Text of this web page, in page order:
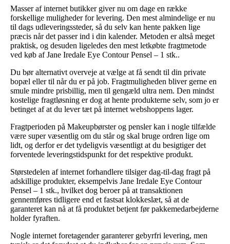
Masser af internet butikker giver nu om dage en række
forskellige muligheder for levering. Den mest almindelige er nu
til dags udleveringssteder, så du selv kan hente pakken lige
præcis når det passer ind i din kalender. Metoden er altså meget
praktisk, og desuden ligeledes den mest letkøbte fragtmetode
ved køb af Jane Iredale Eye Contour Pensel – 1 stk..
Du bør alternativt overveje at vælge at få sendt til din private
bopæl eller til når du er på job. Fragtmuligheden bliver gerne en
smule mindre prisbillig, men til gengæld ultra nem. Den mindst
kostelige fragtløsning er dog at hente produkterne selv, som jo er
betinget af at du lever tæt på internet webshoppens lager.
Fragtperioden på Makeupbørster og pensler kan i nogle tilfælde
være super væsentlig om du står og skal bruge ordren lige om
lidt, og derfor er det tydeligvis væsentligt at du besigtiger det
forventede leveringstidspunkt for det respektive produkt.
Størstedelen af internet forhandlere tilsiger dag-til-dag fragt på
adskillige produkter, eksempelvis Jane Iredale Eye Contour
Pensel – 1 stk., hvilket dog beroer på at transaktionen
gennemføres tidligere end et fastsat klokkeslæt, så at de
garanteret kan nå at få produktet betjent før pakkemedarbejderne
holder fyraften.
Nogle internet foretagender garanterer gebyrfri levering, men